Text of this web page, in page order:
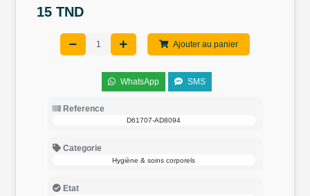
15 TND
Ajouter au panier
WhatsApp SMS
Reference
D61707-AD8094
Categorie
Hygiène & soins corporels
Etat